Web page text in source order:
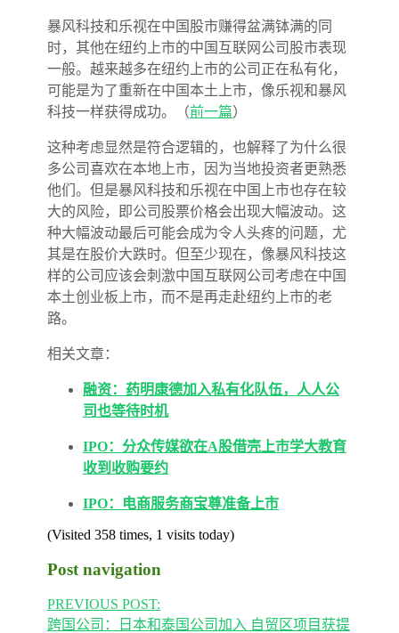
暴风科技和乐视在中国股市赚得盆满钵满的同
时，其他在纽约上市的中国互联网公司股市表现
一般。越来越多在纽约上市的公司正在私有化，
可能是为了重新在中国本土上市，像乐视和暴风
科技一样获得成功。（前一篇）
这种考虑显然是符合逻辑的，也解释了为什么很
多公司喜欢在本地上市，因为当地投资者更熟悉
他们。但是暴风科技和乐视在中国上市也存在较
大的风险，即公司股票价格会出现大幅波动。这
种大幅波动最后可能会成为令人头疼的问题，尤
其是在股价大跌时。但至少现在，像暴风科技这
样的公司应该会刺激中国互联网公司考虑在中国
本土创业板上市，而不是再走赴纽约上市的老
路。
相关文章：
融资：药明康德加入私有化队伍，人人公
司也等待时机
IPO：分众传媒欲在A股借壳上市学大教育
收到收购要约
IPO：电商服务商宝尊准备上市
(Visited 358 times, 1 visits today)
Post navigation
PREVIOUS POST:
跨国公司：日本和泰国公司加入 自贸区项目获提